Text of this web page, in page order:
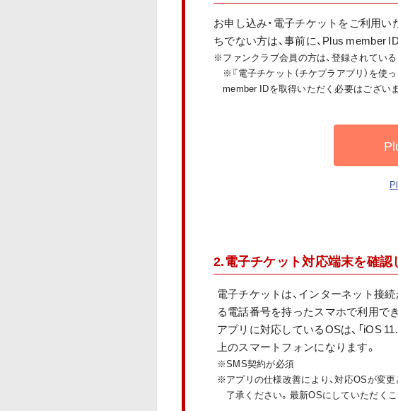
お申し込み・電子チケットをご利用
ちでない方は、事前に、Plus member
※ファンクラブ会員の方は、登録されてい
※『電子チケット（チケプラアプリ）を使
member IDを取得いただく必要はござい
2.電子チケット対応端末を確認
電子チケットは、インターネット接
る電話番号を持ったスマホで利用で
アプリに対応しているOSは、「iOS
上のスマートフォンになります。
※SMS契約が必須
※アプリの仕様改善により、対応OSが変
了承ください。最新OSにしていただく